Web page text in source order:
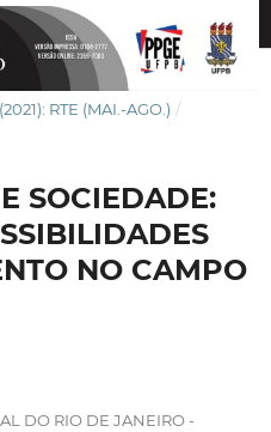
RTE (MAI.-AGO.) /
SOCIEDADE:
NO CAMPO
DO RIO DE JANEIRO -